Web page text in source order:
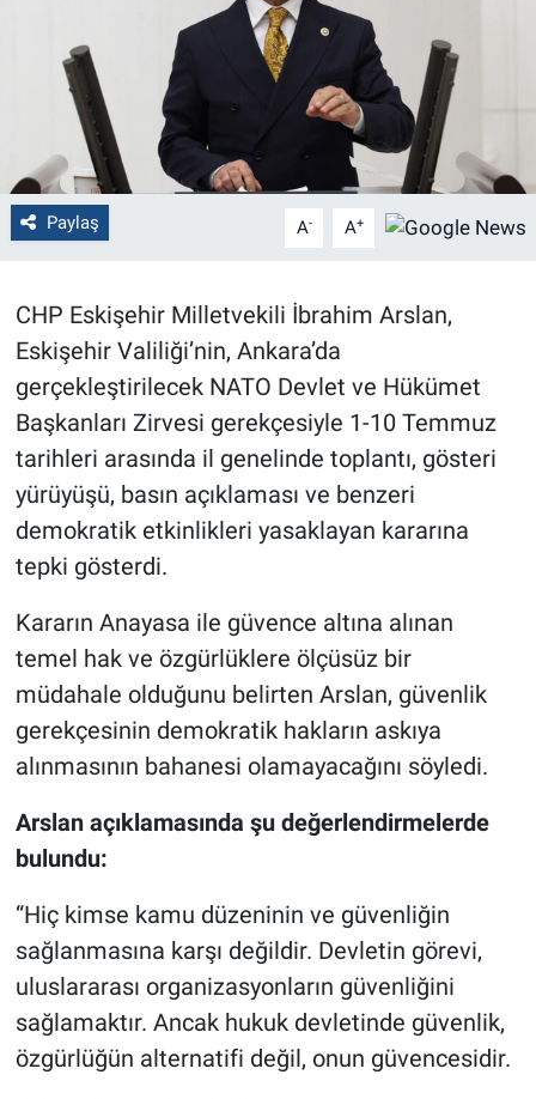
Paylaş A- A+
CHP Eskişehir Milletvekili İbrahim Arslan,
Eskişehir Valiliği’nin, Ankara’da
gerçekleştirilecek NATO Devlet ve Hükümet
Başkanları Zirvesi gerekçesiyle 1-10 Temmuz
tarihleri arasında il genelinde toplantı, gösteri
yürüyüşü, basın açıklaması ve benzeri
demokratik etkinlikleri yasaklayan kararına
tepki gösterdi.
Kararın Anayasa ile güvence altına alınan
temel hak ve özgürlüklere ölçüsüz bir
müdahale olduğunu belirten Arslan, güvenlik
gerekçesinin demokratik hakların askıya
alınmasının bahanesi olamayacağını söyledi.
Arslan açıklamasında şu değerlendirmelerde
bulundu:
“Hiç kimse kamu düzeninin ve güvenliğin
sağlanmasına karşı değildir. Devletin görevi,
uluslararası organizasyonların güvenliğini
sağlamaktır. Ancak hukuk devletinde güvenlik,
özgürlüğün alternatifi değil, onun güvencesidir.
Bilecik
Kütahya
Gezi
Genel
Yerel
Magazin
Bilim ve Teknoloji